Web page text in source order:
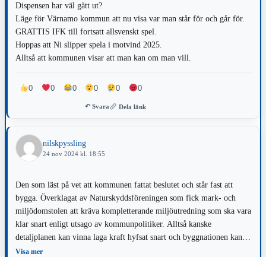
Dispensen har väl gått ut?
Läge för Värnamo kommun att nu visa var man står för och går för.
GRATTIS IFK till fortsatt allsvenskt spel.
Hoppas att Ni slipper spela i motvind 2025.
Alltså att kommunen visar att man kan om man vill.
0 0 0 0 0 0
↶ Svara Dela länk
nilskpyssling
24 nov 2024 kl. 18:55
Den som läst på vet att kommunen fattat beslutet och står fast att
bygga. Överklagat av Naturskyddsföreningen som fick mark- och
miljödomstolen att kräva kompletterande miljöutredning som ska vara
klar snart enligt utsago av kommunpolitiker. Alltså kanske
detaljplanen kan vinna laga kraft hyfsat snart och byggnationen kan
komma igång. Kommunen är inte hindret. Bakåtsträvarna i
Visa mer